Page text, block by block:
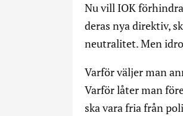
Nu vill IOK
deras nya direktiv,
neutralitet. Men
Varför väljer man
Varför låter man
ska vara fria från